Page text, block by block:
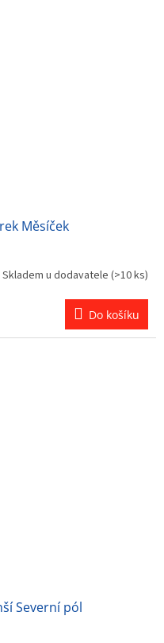
Měsíček
Skladem u dodavatele (>10 ks)
Do košíku
Severní pól